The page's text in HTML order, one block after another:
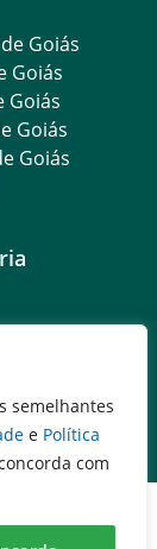
semelhantes
e Política
com
Goiás
Goiás
Goiás
Goiás
Goiás
ao Cidadão